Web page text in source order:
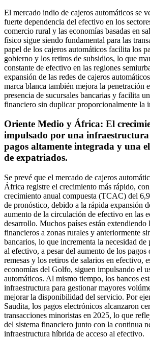
El mercado indio de cajeros automáticos se
fuerte dependencia del efectivo en los
comercio rural y las economías basadas en
físico sigue siendo fundamental para las
papel de los cajeros automáticos facilita los
gobierno y los retiros de subsidios, lo que
constante de efectivo en las regiones
expansión de las redes de cajeros
marca blanca también mejora la penetración
presencia de sucursales bancarias y facilita
financiero sin duplicar proporcionalmente la
Oriente Medio y África: El
impulsado por una
pagos altamente integrada y una
de expatriados.
Se prevé que el mercado de cajeros
África registre el crecimiento más rápido, con
crecimiento anual compuesta (TCAC) del
de pronóstico, debido a la rápida expansión
aumento de la circulación de efectivo en las
desarrollo. Muchos países están extendiendo
financieros a zonas rurales y anteriormente
bancarios, lo que incrementa la necesidad de
al efectivo, a pesar del aumento de los pagos
remesas y los retiros de salarios en efectivo,
economías del Golfo, siguen impulsando el
automáticos. Al mismo tiempo, los bancos
infraestructura para gestionar mayores
mejorar la disponibilidad del servicio. Por
Saudita, los pagos electrónicos alcanzaron
transacciones minoristas en 2025, lo que
del sistema financiero junto con la continua
infraestructura híbrida de acceso al efectivo.